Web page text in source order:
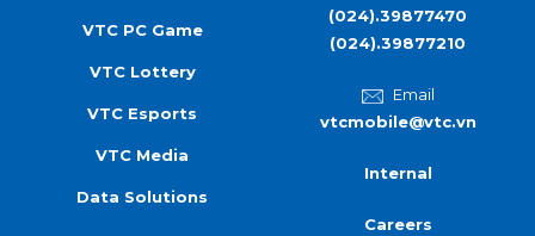
VTC PC Game
VTC Lottery
VTC Esports
VTC Media
Data Solutions
(024).39877470
(024).39877210
Email
vtcmobile@vtc.vn
Internal
Careers